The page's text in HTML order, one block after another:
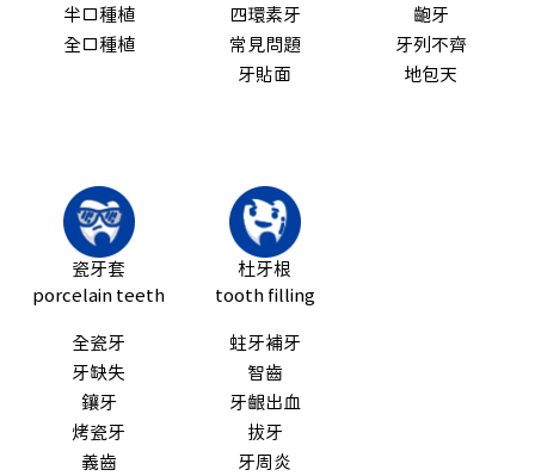
半口種植
全口種植
四環素牙
常見問題
牙貼面
齙牙
牙列不齊
地包天
瓷牙套
porcelain teeth
全瓷牙
牙缺失
鑲牙
烤瓷牙
義齒
杜牙根
tooth filling
蛀牙補牙
智齒
牙齦出血
拔牙
牙周炎